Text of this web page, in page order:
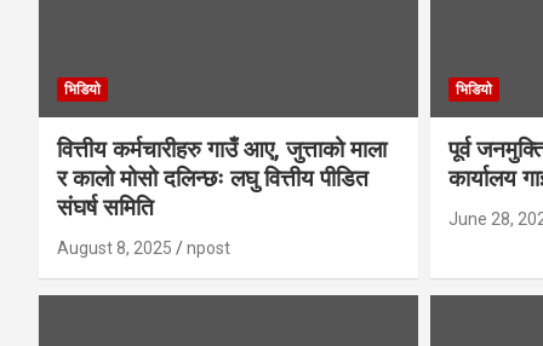
भिडियाे
वित्तीय कर्मचारीहरु गाउँ आए, जुत्ताको माला
र कालो मोसो दलिन्छः लघु वित्तीय पीडित
संघर्ष समिति
August 8, 2025 npost
भिडियाे
पूर्व
कार्यालय
June 28,